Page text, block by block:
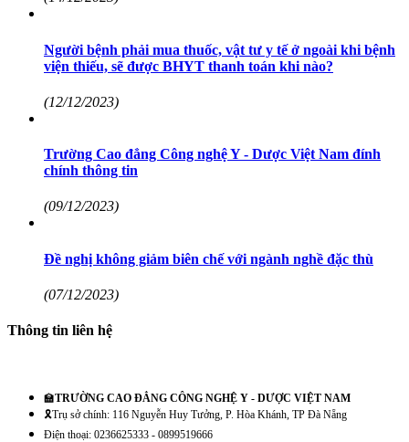
Người bệnh phải mua thuốc, vật tư y tế ở ngoài khi bệnh
viện thiếu, sẽ được BHYT thanh toán khi nào?
(12/12/2023)
Trường Cao đẳng Công nghệ Y - Dược Việt Nam đính
chính thông tin
(09/12/2023)
Đề nghị không giảm biên chế với ngành nghề đặc thù
(07/12/2023)
Thông tin liên hệ
🏫TRƯỜNG CAO ĐẲNG CÔNG NGHỆ Y - DƯỢC VIỆT NAM
🎗️Trụ sở chính: 116 Nguyễn Huy Tưởng, P. Hòa Khánh, TP Đà Nẵng
Điện thoại: 0236625333 - 0899519666